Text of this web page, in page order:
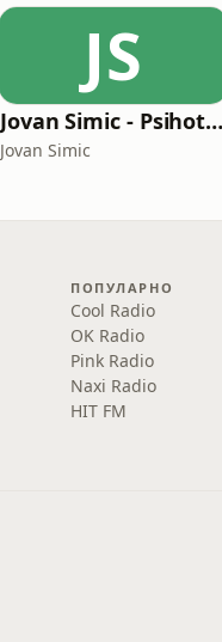
JS
Jovan Simic - Psihoterapija
Jovan Simic
ПОПУЛАРНО
Cool Radio
OK Radio
Pink Radio
Naxi Radio
HIT FM